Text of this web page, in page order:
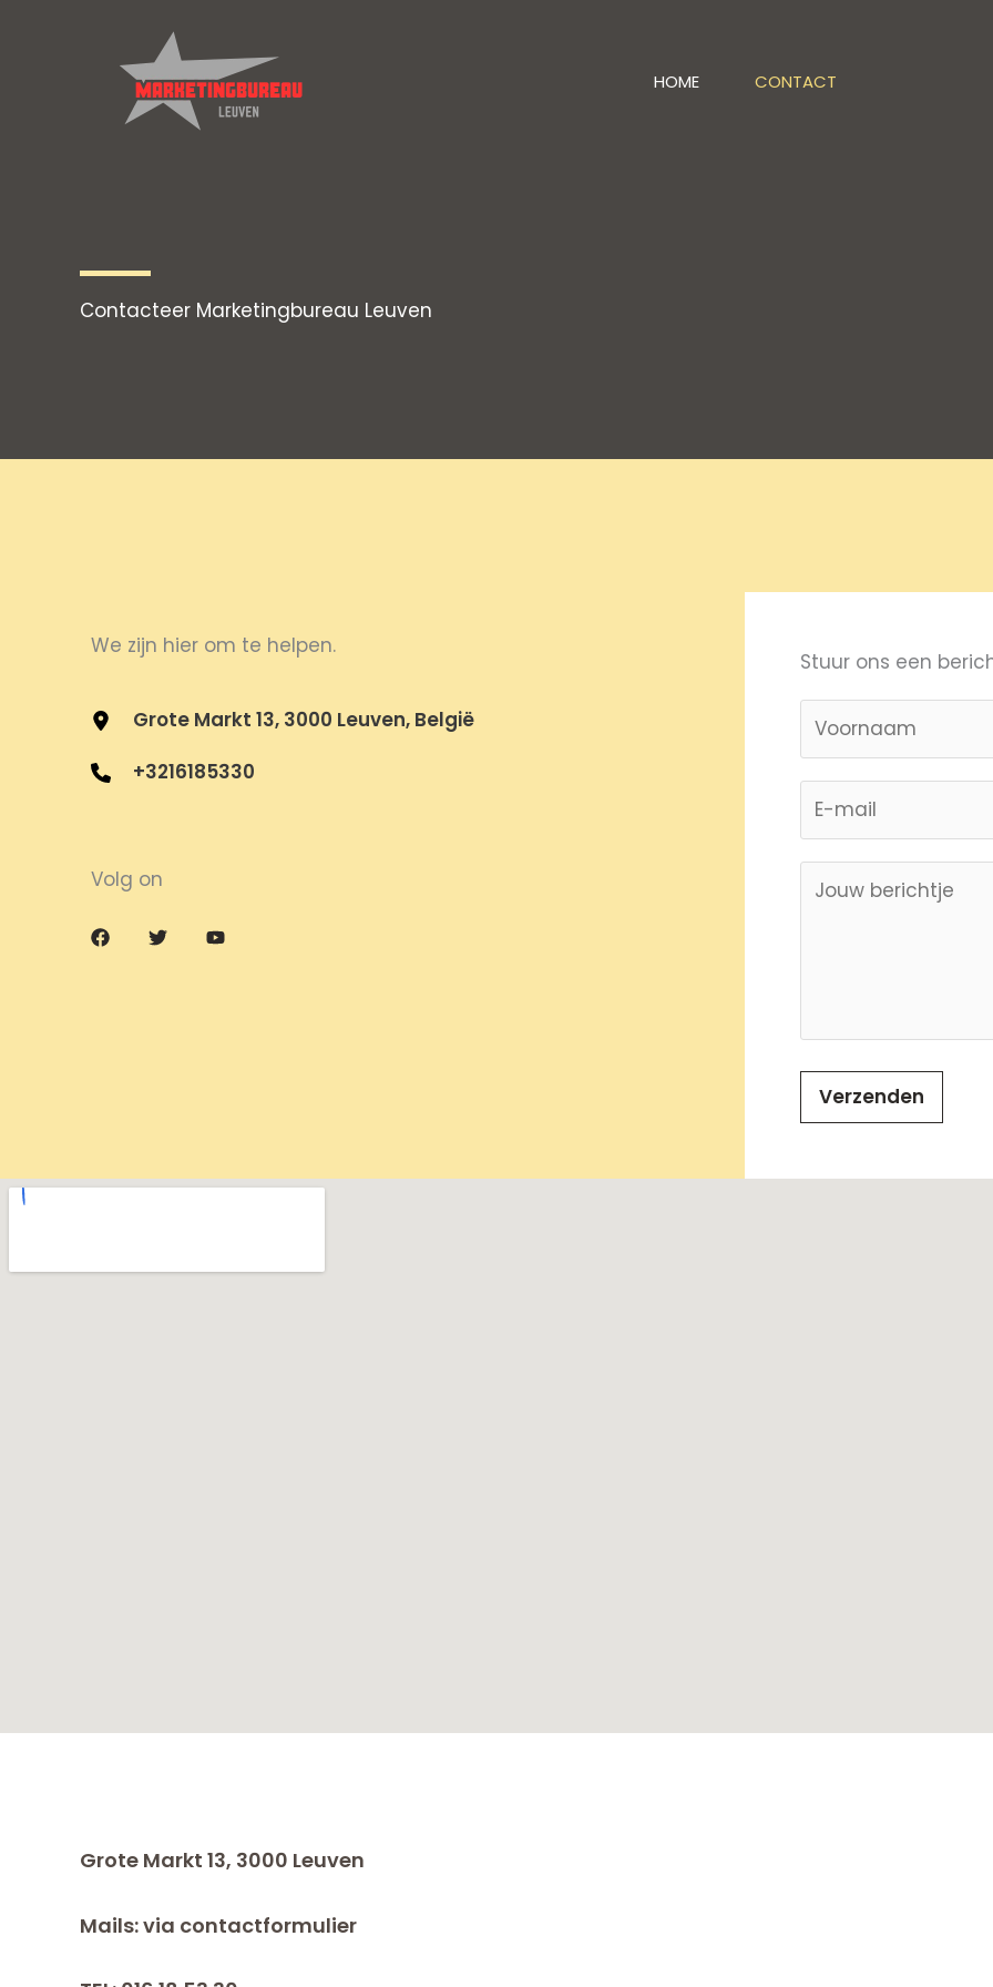
HOME CONTACT
Contacteer Marketingbureau Leuven
We zijn hier om te helpen.
Grote Markt 13, 3000 Leuven, België
+3216185330
Volg on
Stuur ons een
Verzenden
Grote Markt 13, 3000 Leuven
Mails: via contactformulier